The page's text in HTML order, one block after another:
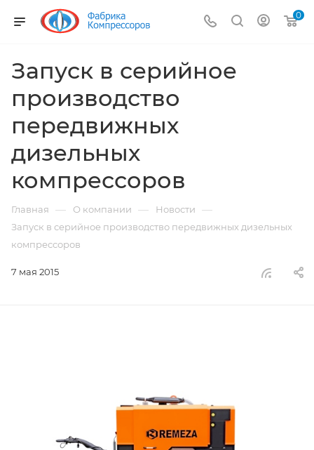
0
Запуск в серийное
производство
передвижных
дизельных
компрессоров
Главная — О компании — Новости —
Запуск в серийное производство передвижных дизельных
компрессоров
7 мая 2015